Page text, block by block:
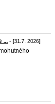
... - [31.7. 2026]